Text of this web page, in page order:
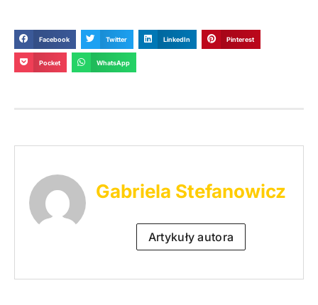
Facebook Twitter LinkedIn Pinterest
Pocket WhatsApp
Gabriela Stefanowicz
Artykuły autora